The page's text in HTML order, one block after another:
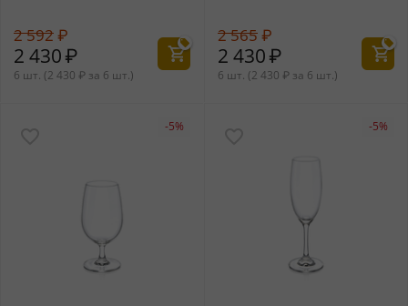
2 592₽
2 430₽
6 шт. (2 430 ₽ за 6 шт.)
2 565₽
2 430₽
6 шт. (2 430 ₽ за 6 шт.)
-5% -5%